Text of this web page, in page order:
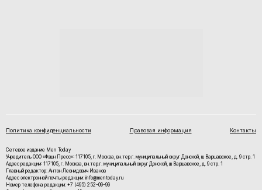
Политика конфиденциальности Правовая информация Контакты
Сетевое издание Men Today
Учредитель ООО «Фэшн Пресс»: 117105, г. Москва, вн.тер.г. муниципальный округ Донской, ш Варшавское, д. 9 стр. 1
Адрес редакции: 117105, г. Москва, вн.тер.г. муниципальный округ Донской, ш Варшавское, д. 9 стр. 1
Главный редактор: Антон Леонидович Иванов
Адрес электронной почты редакции: info@mentoday.ru
Номер телефона редакции: +7 (495) 252-09-99